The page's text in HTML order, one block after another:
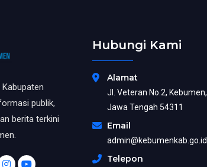
publik,
berita terkini
Hubungi Kami
Alamat
Jl. Veteran No.2, Kebumen,
Jawa Tengah 54311
Email
admin@kebumenkab.go.id
Telepon